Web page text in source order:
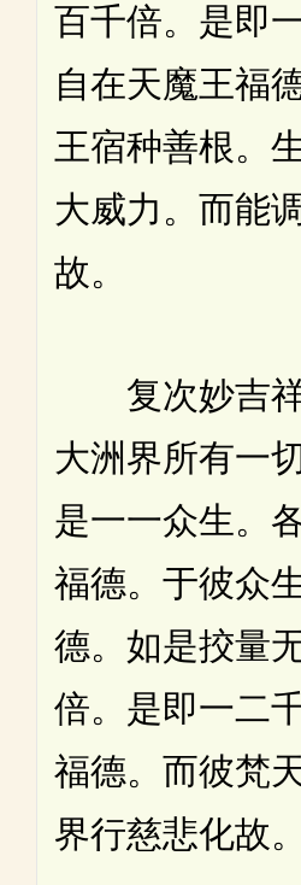
百千倍。是即
自在天魔王福
王宿种善根。
大威力。而能
故。
复次妙吉祥
大洲界所有一
是一一众生。
福德。于彼众
德。如是挍量
倍。是即一二
福德。而彼梵
界行慈悲化故。